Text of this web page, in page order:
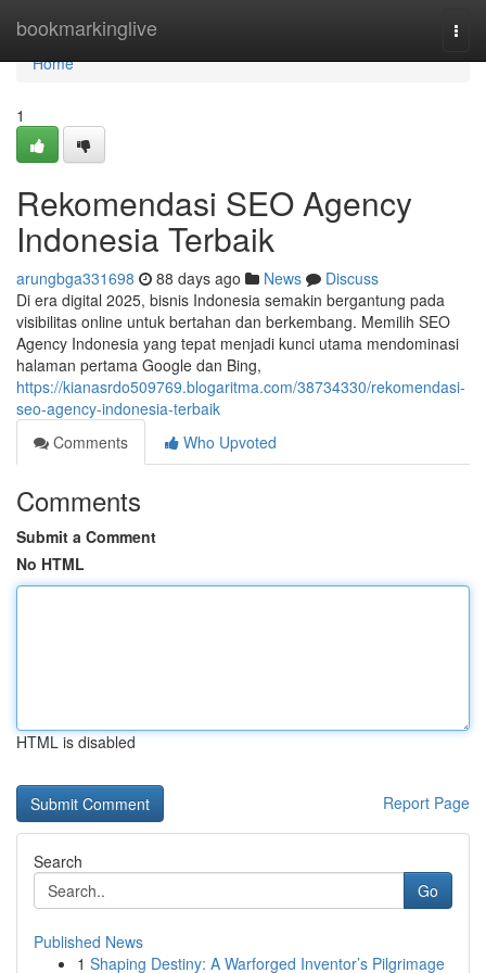
bookmarkinglive
Home
Home
1
Rekomendasi SEO Agency
Indonesia Terbaik
arungbga331698 88 days ago News
Discuss
Di era digital 2025, bisnis Indonesia semakin bergantung pada
visibilitas online untuk bertahan dan berkembang. Memilih SEO
Agency Indonesia yang tepat menjadi kunci utama mendominasi
halaman pertama Google dan Bing,
https://kianasrdo509769.blogaritma.com/38734330/rekomendasi-
seo-agency-indonesia-terbaik
Comments
Who Upvoted
Comments
Submit a Comment
No HTML
HTML is disabled
Report Page
Search
Go
Published News
1 Shaping Destiny: A Warforged Inventor’s Pilgrimage